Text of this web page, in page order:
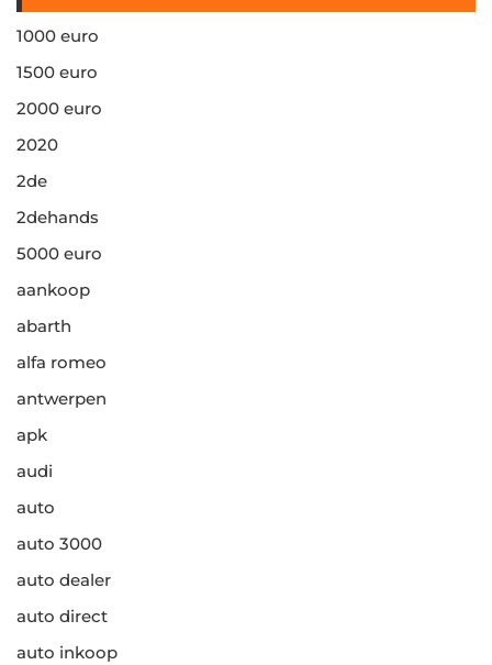
1000 euro
1500 euro
2000 euro
2020
2de
2dehands
5000 euro
aankoop
abarth
alfa romeo
antwerpen
apk
audi
auto
auto 3000
auto dealer
auto direct
auto inkoop